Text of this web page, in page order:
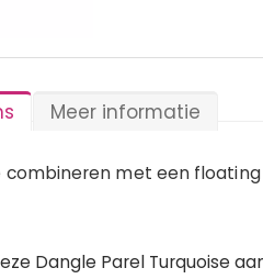
combineren met een
Dangle Parel Turquoise
Meer informatie